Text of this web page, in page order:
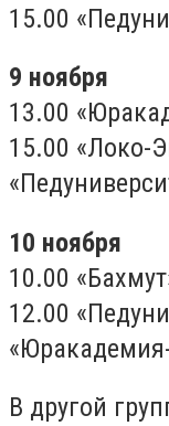
15.00
9 ноября
13.00
15.00 «Локо-
10 ноября
10.00
12.00
В другой